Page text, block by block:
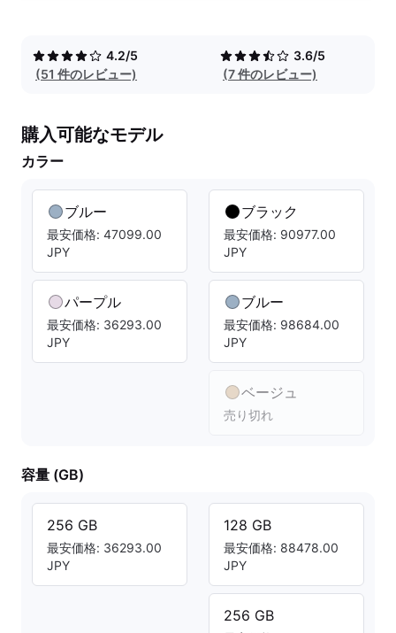
4.2/5
(51 件のレビュー)
3.6/5
(7 件のレビュー)
購入可能なモデル
カラー
ブルー
最安価格: 47099.00
JPY
パープル
最安価格: 36293.00
JPY
ブラック
最安価格: 90977.00
JPY
ブルー
最安価格: 98684.00
JPY
ベージュ
売り切れ
容量 (GB)
256 GB
最安価格: 36293.00
JPY
128 GB
最安価格: 88478.00
JPY
256 GB